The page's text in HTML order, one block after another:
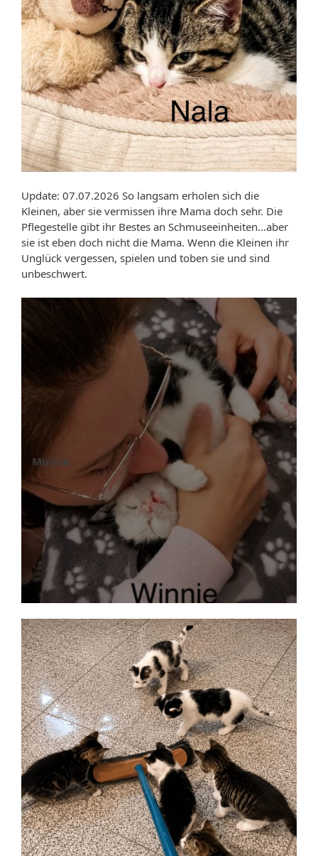
Update: 07.07.2026 So langsam erholen sich die
Kleinen, aber sie vermissen ihre Mama doch sehr. Die
Pflegestelle gibt ihr Bestes an Schmuseeinheiten…aber
sie ist eben doch nicht die Mama. Wenn die Kleinen ihr
Unglück vergessen, spielen und toben sie und sind
unbeschwert.
Minnie